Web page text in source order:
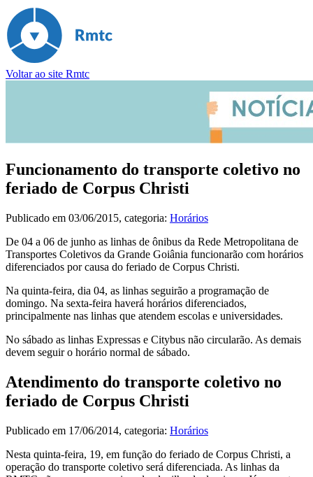
Voltar ao site Rmtc
Funcionamento do transporte coletivo no
feriado de Corpus Christi
Publicado em 03/06/2015, categoria: Horários
De 04 a 06 de junho as linhas de ônibus da Rede Metropolitana de
Transportes Coletivos da Grande Goiânia funcionarão com horários
diferenciados por causa do feriado de Corpus Christi.
Na quinta-feira, dia 04, as linhas seguirão a programação de
domingo. Na sexta-feira haverá horários diferenciados,
principalmente nas linhas que atendem escolas e universidades.
No sábado as linhas Expressas e Citybus não circularão. As demais
devem seguir o horário normal de sábado.
Atendimento do transporte coletivo no
feriado de Corpus Christi
Publicado em 17/06/2014, categoria: Horários
Nesta quinta-feira, 19, em função do feriado de Corpus Christi, a
operação do transporte coletivo será diferenciada. As linhas da